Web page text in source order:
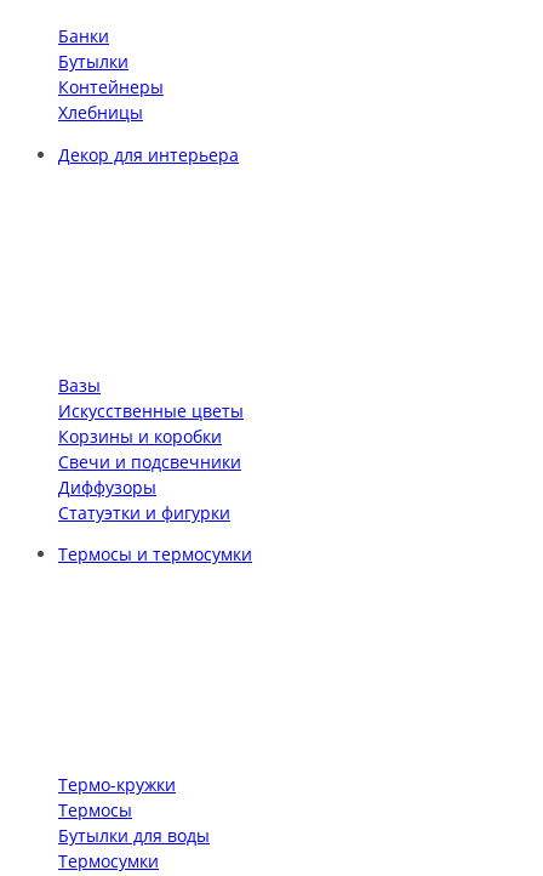
Банки
Бутылки
Контейнеры
Хлебницы
Декор для интерьера
Вазы
Искусственные цветы
Корзины и коробки
Свечи и подсвечники
Диффузоры
Статуэтки и фигурки
Термосы и термосумки
Термо-кружки
Термосы
Бутылки для воды
Термосумки